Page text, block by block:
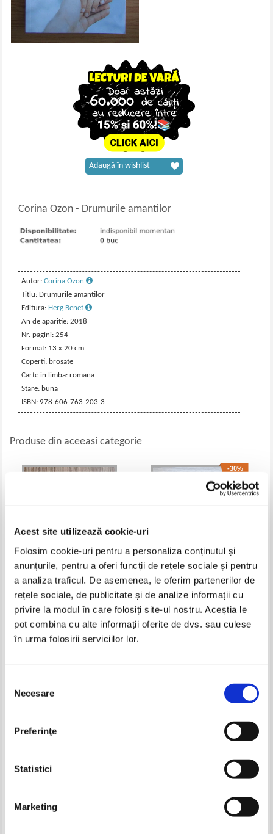
Acest site utilizează cookie-uri
Folosim cookie-uri pentru a personaliza conținutul și
anunțurile, pentru a oferi funcții de rețele sociale și pentru
a analiza traficul. De asemenea, le oferim partenerilor de
rețele sociale, de publicitate și de analize informații cu
privire la modul în care folosiți site-ul nostru. Aceștia le
pot combina cu alte informații oferite de dvs. sau culese
în urma folosirii serviciilor lor.
consimțământului
Necesare
Preferinţe
Statistici
Marketing
Corina Ozon- Drumurile amantilor
Autor:Corina Ozon
Titlu: Drumurile amantilor
Editura: Herg Benet
An de aparitie: 2018
Nr. pagini: 254
Format: 13 x 20 cm
Coperti: brosate
Carte in limba: romana
Stare: buna
ISBN: 978-606-763-203-3
Adaugă în wishlist
Produse din aceeasi categorie
Lori Nelson Spielman - Maine e
o noua zi
Pret:21,00 Lei
Adaugă în coș
-30%
Kandi Steiner - Blind side
Pret:42,00Lei 29,40 Lei
Stephen Fry - The stars tennis
BB Easton - 44 de capitole